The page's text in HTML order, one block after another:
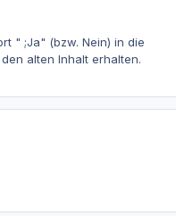
" ;Ja" (bzw. Nein) in die
alten Inhalt erhalten.